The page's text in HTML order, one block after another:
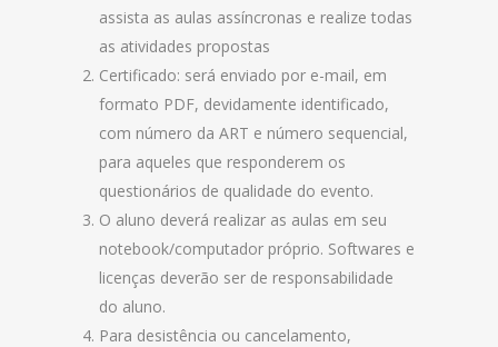
assista as aulas assíncronas e realize todas
as atividades propostas
Certificado: será enviado por e-mail, em
formato PDF, devidamente identificado,
com número da ART e número sequencial,
para aqueles que responderem os
questionários de qualidade do evento.
O aluno deverá realizar as aulas em seu
notebook/computador próprio. Softwares e
licenças deverão ser de responsabilidade
do aluno.
Para desistência ou cancelamento,